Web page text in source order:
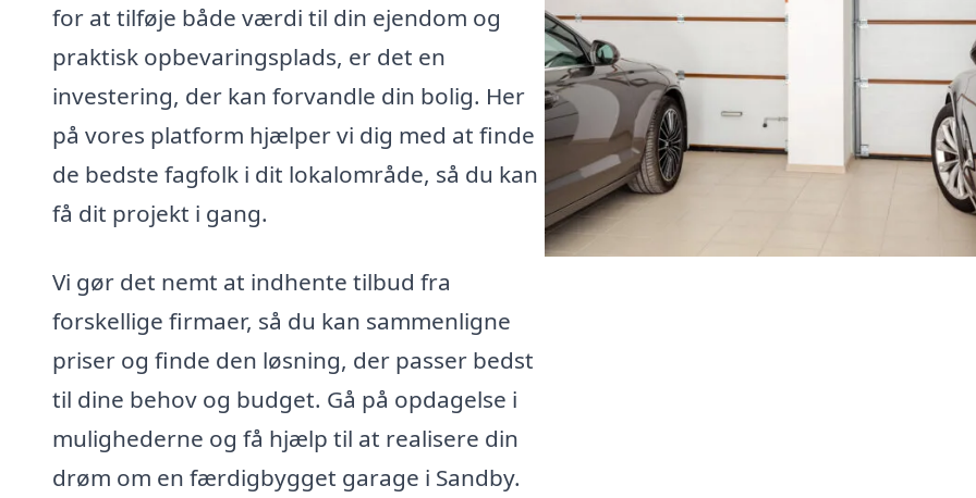
for at tilføje både værdi til din ejendom og
praktisk opbevaringsplads, er det en
investering, der kan forvandle din bolig. Her
på vores platform hjælper vi dig med at finde
de bedste fagfolk i dit lokalområde, så du kan
få dit projekt i gang.
Vi gør det nemt at indhente tilbud fra
forskellige firmaer, så du kan sammenligne
priser og finde den løsning, der passer bedst
til dine behov og budget. Gå på opdagelse i
mulighederne og få hjælp til at realisere din
drøm om en færdigbygget garage i Sandby.